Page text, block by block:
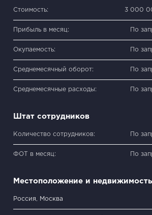
Стоимость: 3 000
Прибыль в месяц: По
Окупаемость: По
Среднемесячный оборот: По
Среднемесячные расходы: По
Штат сотрудников
Количество сотрудников: По
ФОТ в месяц: По
Местоположение и недвижимость
Россия, Москва